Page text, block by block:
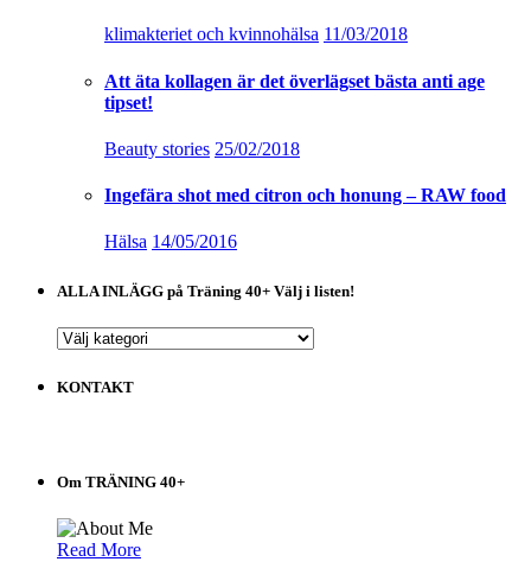
klimakteriet och kvinnohälsa 11/03/2018
Att äta kollagen är det överlägset bästa anti age
tipset!
Beauty stories 25/02/2018
Ingefära shot med citron och honung – RAW food
Hälsa 14/05/2016
ALLA INLÄGG på Träning 40+ Välj i listen!
ALLA
på
listen!
KONTAKT
Om TRÄNING 40+
Read More